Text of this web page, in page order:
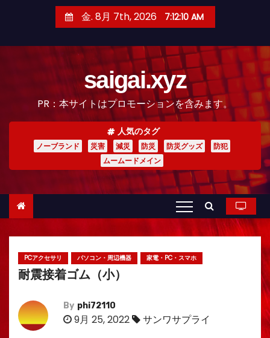
金. 8月 7th, 2026 7:12:11 AM
saigai.xyz
PR：本サイトはプロモーションを含みます。
人気のタグ
ノーブランド 災害 減災 防災 防災グッズ
防犯
ムームードメイン
PCアクセサリ パソコン・周辺機器 家電・PC・スマホ
耐震接着ゴム（小）
By phi72110
9月 25, 2022 サンワサプライ